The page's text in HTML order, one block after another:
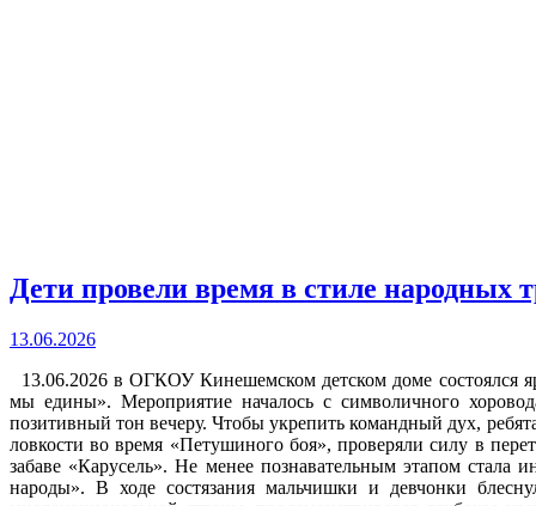
Дети провели время в стиле народных
13.06.2026
13.06.2026 в ОГКОУ Кинешемском детском доме состоялся
мы едины». Мероприятие началось с символичного
позитивный тон вечеру. Чтобы укрепить командный дух,
ловкости во время «Петушиного боя», проверяли силу в
забаве «Карусель». Не менее познавательным этапом стала
народы». В ходе состязания мальчишки и девчонки